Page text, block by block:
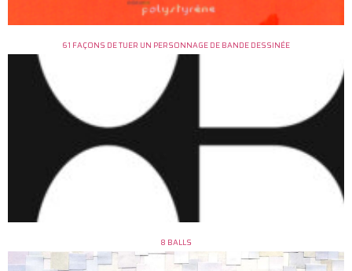
61 FAÇONS DE TUER UN PERSONNAGE DE BANDE DESSINÉE
8 BALLS